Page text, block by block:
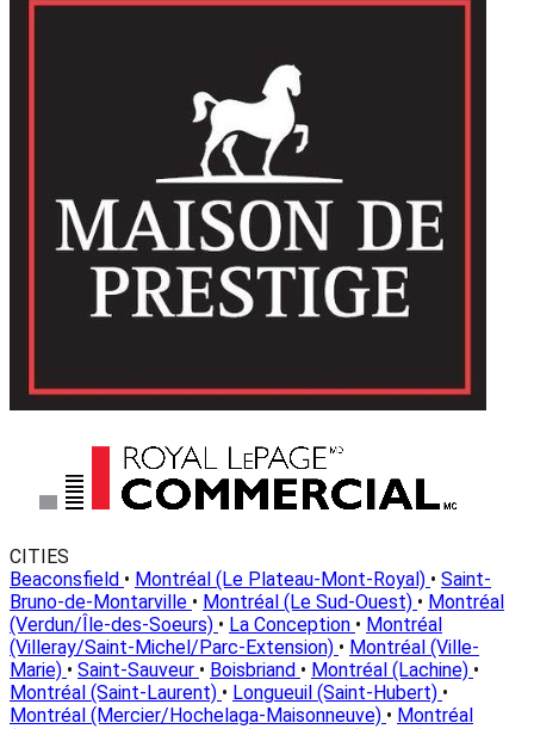
CITIES
Beaconsfield • Montréal (Le Plateau-Mont-Royal) • Saint-
Bruno-de-Montarville • Montréal (Le Sud-Ouest) • Montréal
(Verdun/Île-des-Soeurs) • La Conception • Montréal
(Villeray/Saint-Michel/Parc-Extension) • Montréal (Ville-
Marie) • Saint-Sauveur • Boisbriand • Montréal (Lachine) •
Montréal (Saint-Laurent) • Longueuil (Saint-Hubert) •
Montréal (Mercier/Hochelaga-Maisonneuve) • Montréal